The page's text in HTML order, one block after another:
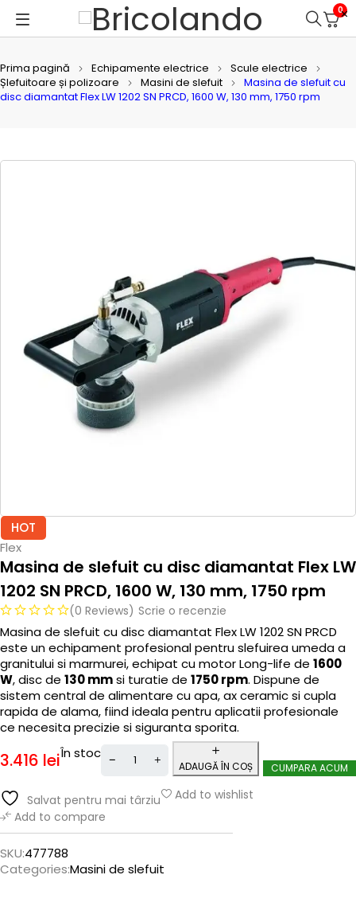
0
Prima pagină Echipamente electrice
Scule electrice
Șlefuitoare și polizoare
Masini de slefuit
Masina de slefuit cu
disc diamantat Flex LW 1202 SN PRCD, 1600 W, 130 mm, 1750 rpm
HOT
Flex
Masina de slefuit cu disc diamantat Flex LW
1202 SN PRCD, 1600 W, 130 mm, 1750 rpm
(0 Reviews) Scrie o recenzie
Masina de slefuit cu disc diamantat Flex LW 1202 SN PRCD
este un echipament profesional pentru slefuirea umeda a
granitului si marmurei, echipat cu motor Long-life de 1600
W, disc de 130 mmsi turatie de 1750 rpm. Dispune de
sistem central de alimentare cu apa, ax ceramic si cupla
rapida de alama, fiind ideala pentru aplicatii profesionale
ce necesita precizie si siguranta sporita.
3.416 leiÎn stoc
ADAUGĂ ÎN COȘ CUMPARA ACUM
Salvat pentru mai târziu
Add to wishlist
Add to compare
SKU:477788
Categories:Masini de slefuit